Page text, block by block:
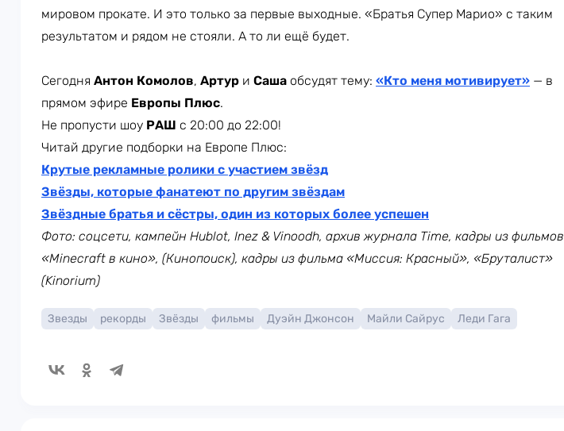
мировом прокате. И это только за первые выходные. «Братья Супер Марио» с таким
результатом и рядом не стояли. А то ли ещё будет.
Сегодня Антон Комолов, Артур и Саша обсудят тему: «Кто меня мотивирует» — в
прямом эфире Европы Плюс.
Не пропусти шоу РАШ с 20:00 до 22:00!
Читай другие подборки на Европе Плюс:
Крутые рекламные ролики с участием звёзд
Звёзды, которые фанатеют по другим звёздам
Звёздные братья и сёстры, один из которых более успешен
Фото: соцсети, кампейн Hublot, Inez & Vinoodh, архив журнала Time, кадры из фильмов
«Minecraft в кино», (Кинопоиск), кадры из фильма «Миссия: Красный», «Бруталист»
(Kinorium)
Звезды рекорды Звёзды фильмы Дуэйн Джонсон Майли Сайрус Леди Гага